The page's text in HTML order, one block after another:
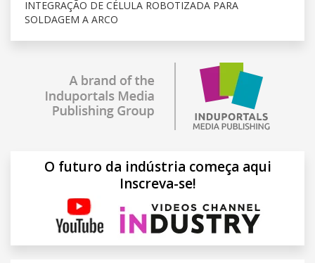
INTEGRAÇÃO DE CÉLULA ROBOTIZADA PARA
SOLDAGEM A ARCO
O futuro da indústria começa aqui
Inscreva-se!